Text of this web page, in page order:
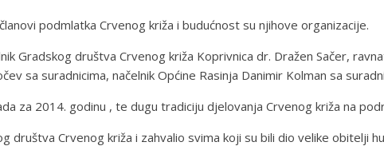
podmlatka Crvenog križa i budućnost su njihove organizacije.
Gradskog društva Crvenog križa Koprivnica dr. Dražen Sačer,
sa suradnicima, načelnik Općine Rasinja Danimir Kolman sa
za 2014. godinu , te dugu tradiciju djelovanja Crvenog križa na
društva Crvenog križa i zahvalio svima koji su bili dio velike obitelji